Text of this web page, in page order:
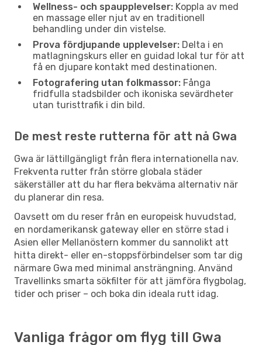
Wellness- och spaupplevelser: Koppla av med
en massage eller njut av en traditionell
behandling under din vistelse.
Prova fördjupande upplevelser: Delta i en
matlagningskurs eller en guidad lokal tur för att
få en djupare kontakt med destinationen.
Fotografering utan folkmassor: Fånga
fridfulla stadsbilder och ikoniska sevärdheter
utan turisttrafik i din bild.
De mest reste rutterna för att nå Gwa
Gwa är lättillgängligt från flera internationella nav.
Frekventa rutter från större globala städer
säkerställer att du har flera bekväma alternativ när
du planerar din resa.
Oavsett om du reser från en europeisk huvudstad,
en nordamerikansk gateway eller en större stad i
Asien eller Mellanöstern kommer du sannolikt att
hitta direkt- eller en-stoppsförbindelser som tar dig
närmare Gwa med minimal ansträngning. Använd
Travellinks smarta sökfilter för att jämföra flygbolag,
tider och priser – och boka din ideala rutt idag.
Vanliga frågor om flyg till Gwa